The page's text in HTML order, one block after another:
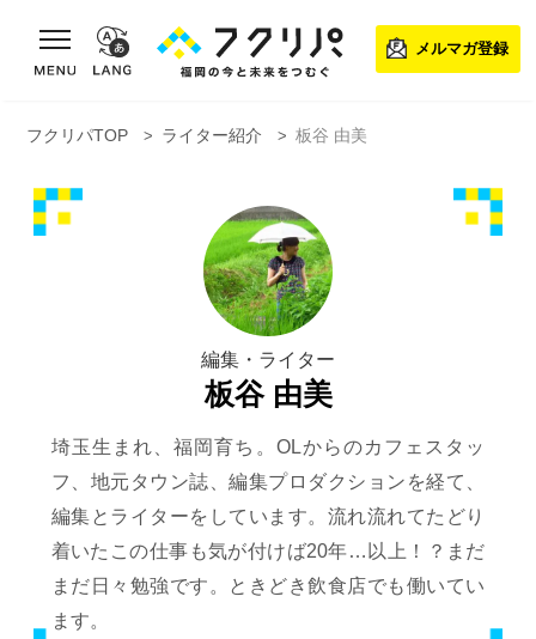
toggle navigation
メルマガ登録
フクリパTOP ライター紹介 板谷 由美
編集・ライター
板谷 由美
埼玉生まれ、福岡育ち。OLからのカフェスタッ
フ、地元タウン誌、編集プロダクションを経て、
編集とライターをしています。流れ流れてたどり
着いたこの仕事も気が付けば20年…以上！？まだ
まだ日々勉強です。ときどき飲食店でも働いてい
ます。